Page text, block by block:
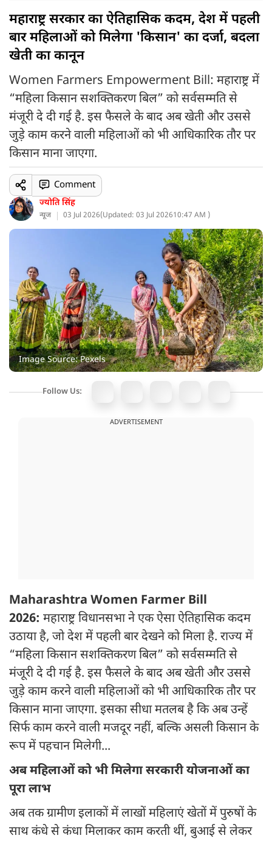
महाराष्ट्र सरकार का ऐतिहासिक कदम, देश में पहली
बार महिलाओं को मिलेगा 'किसान' का दर्जा, बदला
खेती का कानून
Women Farmers Empowerment Bill: महाराष्ट्र में
“महिला किसान सशक्तिकरण बिल” को सर्वसम्मति से
मंजूरी दे दी गई है. इस फैसले के बाद अब खेती और उससे
जुड़े काम करने वाली महिलाओं को भी आधिकारिक तौर पर
किसान माना जाएगा.
ज्योति सिंह
न्यूज 03 Jul 2026(Updated: 03 Jul 202610:47 AM )
Comment
Image Source: Pexels
Follow Us:
ADVERTISEMENT
Maharashtra Women Farmer Bill
2026: महाराष्ट्र विधानसभा ने एक ऐसा ऐतिहासिक कदम
उठाया है, जो देश में पहली बार देखने को मिला है. राज्य में
“महिला किसान सशक्तिकरण बिल” को सर्वसम्मति से
मंजूरी दे दी गई है. इस फैसले के बाद अब खेती और उससे
जुड़े काम करने वाली महिलाओं को भी आधिकारिक तौर पर
किसान माना जाएगा. इसका सीधा मतलब है कि अब उन्हें
सिर्फ काम करने वाली मजदूर नहीं, बल्कि असली किसान के
रूप में पहचान मिलेगी...
अब महिलाओं को भी मिलेगा सरकारीयोजनाओं का
पूरा लाभ
अब तक ग्रामीण इलाकों में लाखों महिलाएं खेतों में पुरुषों के
साथ कंधे से कंधा मिलाकर काम करती थीं, बुआई से लेकर